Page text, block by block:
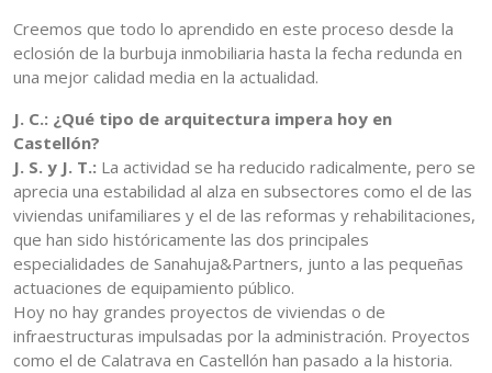
Creemos que todo lo aprendido en este proceso desde la
eclosión de la burbuja inmobiliaria hasta la fecha redunda en
una mejor calidad media en la actualidad.
J. C.: ¿Qué tipo de arquitectura impera hoy en
Castellón?
J. S. y J. T.: La actividad se ha reducido radicalmente, pero se
aprecia una estabilidad al alza en subsectores como el de las
viviendas unifamiliares y el de las reformas y rehabilitaciones,
que han sido históricamente las dos principales
especialidades de Sanahuja&Partners, junto a las pequeñas
actuaciones de equipamiento público.
Hoy no hay grandes proyectos de viviendas o de
infraestructuras impulsadas por la administración. Proyectos
como el de Calatrava en Castellón han pasado a la historia.